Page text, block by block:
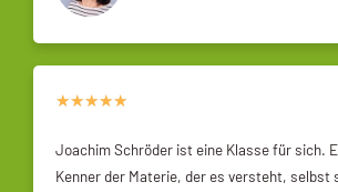
★★★★★
Joachim Schröder ist eine Klasse für sich.
Kenner der Materie, der es versteht, selbst